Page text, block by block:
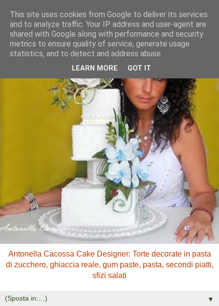
Antonella Cacossa Cake Designer: Torte decorate in pasta
di zucchero, ghiaccia reale, gum paste, pasta, secondi piatti,
sfizi salati
▼
This site uses cookies from Google to deliver its services
and to analyze traffic. Your IP address and user-agent are
shared with Google along with performance and security
metrics to ensure quality of service, generate usage
statistics, and to detect and address abuse.
LEARN MORE GOT IT